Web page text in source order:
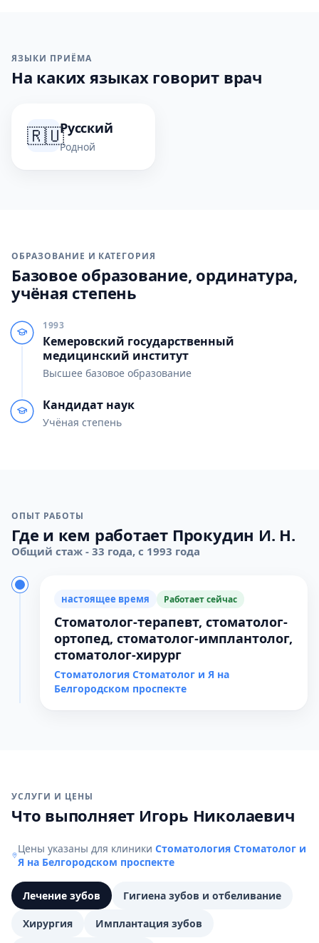
ЯЗЫКИ ПРИЁМА
На каких языках говорит врач
🇷🇺Русский
Родной
ОБРАЗОВАНИЕ И КАТЕГОРИЯ
Базовое образование, ординатура,
учёная степень
1993
Кемеровский государственный
медицинский институт
Высшее базовое образование
Кандидат наук
Учёная степень
ОПЫТ РАБОТЫ
Где и кем работает Прокудин И. Н.
Общий стаж - 33 года, с 1993 года
настоящее время Работает сейчас
Стоматолог-терапевт, стоматолог-
ортопед, стоматолог-имплантолог,
стоматолог-хирург
Стоматология Стоматолог и Я на
Белгородском проспекте
УСЛУГИ И ЦЕНЫ
Что выполняет Игорь Николаевич
Цены указаны для клиникиСтоматология Стоматолог и
Я на Белгородском проспекте
Лечение зубов Гигиена зубов и отбеливание
Хирургия Имплантация зубов